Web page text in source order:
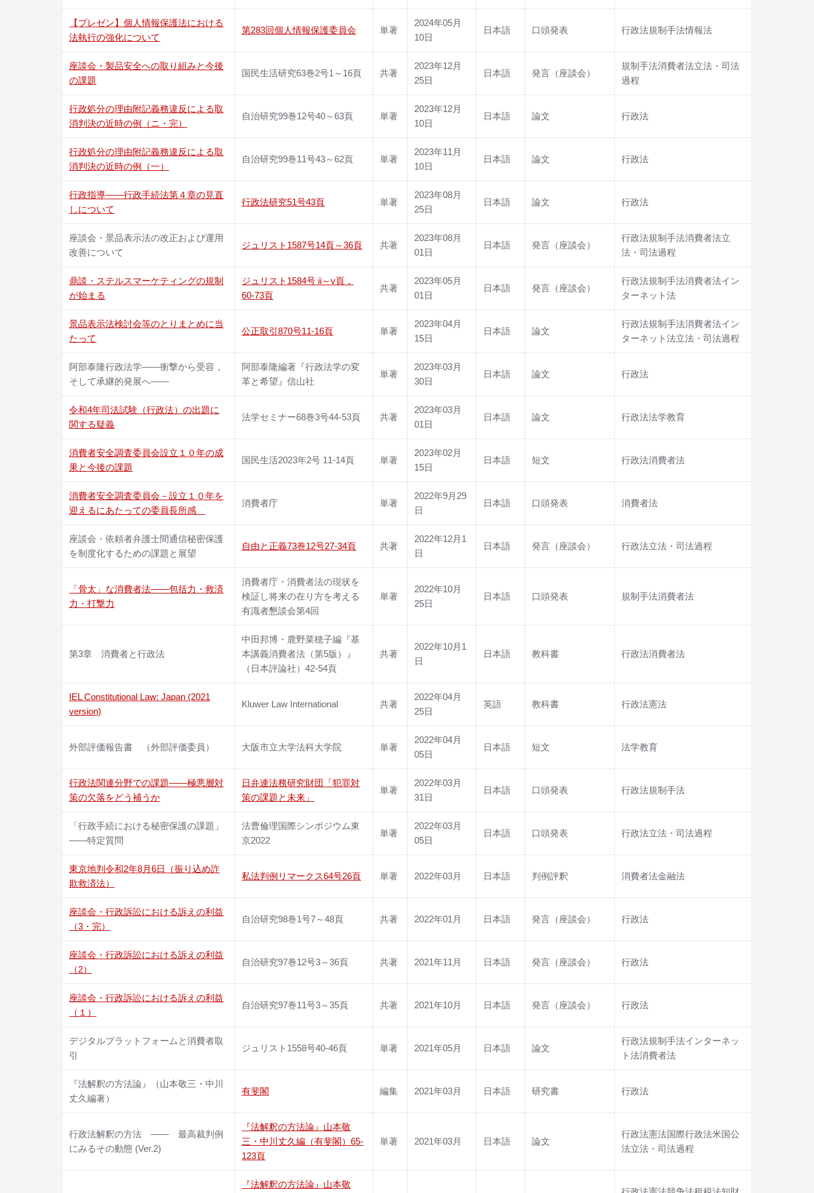
【プレゼン】個人情報保護法における
法執行の強化について
第283回個人情報保護委員会 単著
2024年05月
10日
日本語 口頭発表 行政法規制手法情報法
座談会・製品安全への取り組みと今後
の課題
国民生活研究63巻2号1～16頁 共著
2023年12月
25日
日本語 発言（座談会）
規制手法消費者法立法・司法
過程
行政処分の理由附記義務違反による取
消判決の近時の例（ニ・完）
自治研究99巻12号40～63頁 単著
2023年12月
10日
日本語 論文 行政法
行政処分の理由附記義務違反による取
消判決の近時の例（一）
自治研究99巻11号43～62頁 単著
2023年11月
10日
日本語 論文 行政法
行政指導――行政手続法第４章の見直
しについて
行政法研究51号43頁 単著
2023年08月
25日
日本語 論文 行政法
座談会・景品表示法の改正および運用
改善について
ジュリスト1587号14頁～36頁 共著
2023年08月
01日
日本語 発言（座談会）
行政法規制手法消費者法立
法・司法過程
鼎談・ステルスマーケティングの規制
が始まる
ジュリスト1584号 ii～v頁，
60-73頁
共著
2023年05月
01日
日本語 発言（座談会）
行政法規制手法消費者法イン
ターネット法
景品表示法検討会等のとりまとめに当
たって
公正取引870号11-16頁 単著
2023年04月
15日
日本語 論文
行政法規制手法消費者法イン
ターネット法立法・司法過程
阿部泰隆行政法学――衝撃から受容，
そして承継的発展へ――
阿部泰隆編著『行政法学の変
革と希望』信山社
単著
2023年03月
30日
日本語 論文 行政法
令和4年司法試験（行政法）の出題に
関する疑義
法学セミナー68巻3号44-53頁 共著
2023年03月
01日
日本語 論文 行政法法学教育
消費者安全調査委員会設立１０年の成
果と今後の課題
国民生活2023年2号 11-14頁 単著
2023年02月
15日
日本語 短文 行政法消費者法
消費者安全調査委員会－設立１０年を
迎えるにあたっての委員長所感
消費者庁 単著
2022年9月29
日
日本語 口頭発表 消費者法
座談会・依頼者弁護士間通信秘密保護
を制度化するための課題と展望
自由と正義73巻12号27-34頁 共著
2022年12月1
日
日本語 発言（座談会） 行政法立法・司法過程
「骨太」な消費者法――包括力・救済
力・打撃力
消費者庁・消費者法の現状を
検証し将来の在り方を考える
有識者懇談会第4回
単著
2022年10月
25日
日本語 口頭発表 規制手法消費者法
第3章 消費者と行政法
中田邦博・鹿野菜穂子編『基
本講義消費者法（第5版）』
（日本評論社）42-54頁
共著
2022年10月1
日
日本語 教科書 行政法消費者法
IEL Constitutional Law: Japan (2021
version)
Kluwer Law International 共著
2022年04月
25日
英語 教科書 行政法憲法
外部評価報告書 （外部評価委員） 大阪市立大学法科大学院 単著
2022年04月
05日
日本語 短文 法学教育
行政法関連分野での課題――極悪層対
策の欠落をどう補うか
日弁連法務研究財団「犯罪対
策の課題と未来」
単著
2022年03月
31日
日本語 口頭発表 行政法規制手法
「行政手続における秘密保護の課題」
――特定質問
法曹倫理国際シンポジウム東
京2022
単著
2022年03月
05日
日本語 口頭発表 行政法立法・司法過程
東京地判令和2年8月6日（振り込め詐
欺救済法）
私法判例リマークス64号26頁 単著 2022年03月 日本語 判例評釈 消費者法金融法
座談会・行政訴訟における訴えの利益
（3・完）
自治研究98巻1号7～48頁 共著 2022年01月 日本語 発言（座談会） 行政法
座談会・行政訴訟における訴えの利益
（2）
自治研究97巻12号3～36頁 共著 2021年11月 日本語 発言（座談会） 行政法
座談会・行政訴訟における訴えの利益
（１）
自治研究97巻11号3～35頁 共著 2021年10月 日本語 発言（座談会） 行政法
デジタルプラットフォームと消費者取
引
ジュリスト1558号40-46頁 単著 2021年05月 日本語 論文
行政法規制手法インターネッ
ト法消費者法
『法解釈の方法論』（山本敬三・中川
丈久編著）
有斐閣 編集 2021年03月 日本語 研究書 行政法
行政法解釈の方法 ―― 最高裁判例
にみるその動態 (Ver.2)
『法解釈の方法論』山本敬
三・中川丈久編（有斐閣）65-
123頁
単著 2021年03月 日本語 論文
行政法憲法国際行政法米国公
法立法・司法過程
『法解釈の方法論』山本敬